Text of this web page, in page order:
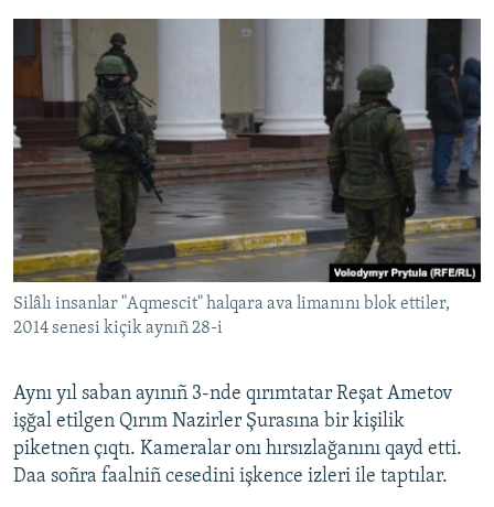
Silâlı insanlar "Aqmescit" halqara ava limanını blok ettiler,
2014 senesi kiçik aynıñ 28-i
Aynı yıl saban ayınıñ 3-nde qırımtatar Reşat Ametov
işğal etilgen Qırım Nazirler Şurasına bir kişilik
piketnen çıqtı. Kameralar onı hırsızlağanını qayd etti.
Daa soñra faalniñ cesedini işkence izleri ile taptılar.